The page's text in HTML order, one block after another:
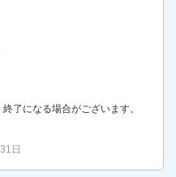
了になる場合がございます。
日